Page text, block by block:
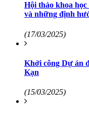
Hội thảo khoa
và những định
(17/03/2025)
Khởi công Dự án
Kạn
(15/03/2025)